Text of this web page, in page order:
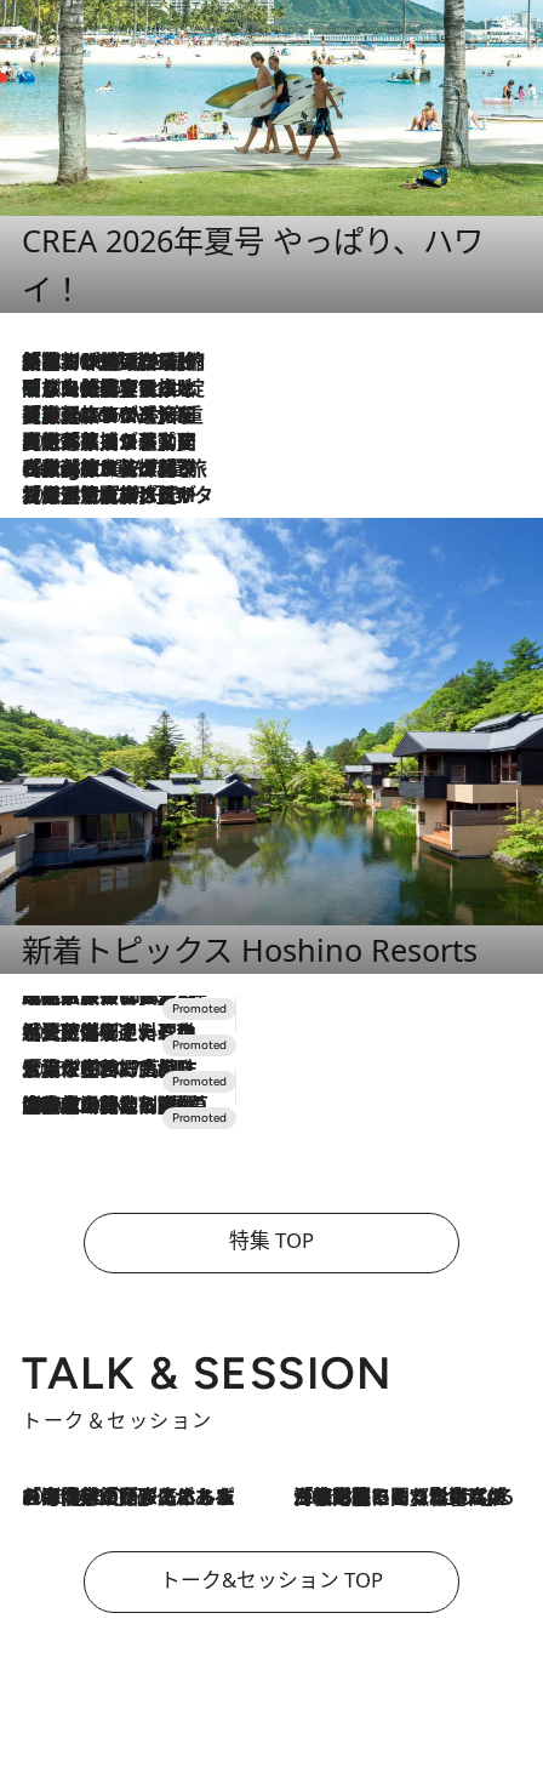
CREA 2026年夏号 やっぱり、ハワ
イ！
2026.8.6
「荷物が増えるほど旅ストレスは増す」美容ジャーナリストがたどり着いた最終結論。“化粧品を劇的に減らす”感動の凝縮美容とは
2026.8.6
「旅先には金髪ウィッグを持参」日本と同じメイクでは損してる!? 美容ジャーナリストが提案する“掟破りの旅美容”とは
2026.8.6
【厳選旅コスメ】「身軽さ＆UV対策重視！」ヘアアーティストshucoが選んだ夏旅ベストコスメを発表【Mサイズジップ】
2026.8.5
【厳選旅コスメ】国内をあちこち移動する河井菜摘が選んだ夏旅ベストコスメ発表！「リラックスアイテムはマスト」【Mサイズジップ】
2026.8.4
【厳選旅コスメ】「紫外線＆乾燥対策しながらメイク感も！」ヘア＆メイクGeorgeが選んだ夏旅ベストコスメを発表！【Mサイズジップ】
2026.8.3
【厳選旅コスメ】「保湿もタイパ重視！」“サウナ好き”タレント清水みさとが愛用する夏旅ベストコスメを発表！【Mサイズジップ】
新着トピックス Hoshino Resorts
2026.7.31
【ホテル帰省】という選択肢をOMOが提案。家族とほどよい距離を保つには「昼は実家、夜は気兼ねなくホテルで！」
2026.7.24
【夏限定ディナーコース】旬を迎える稚鮎や花ズッキーニなどをイタリア・トスカーナの郷土料理の手法で満喫！
2026.7.17
「土佐和ハーブかき氷」がOMO7高知に登場！生姜、山椒、大葉など目にも舌にも涼を呼ぶ郷土の味
2026.7.10
NEW OPEN！【界 草津】名湯の地に誕生。趣の異なる2種の温泉と上州ならではの会席・蕎麦割烹など美食を味わう究極の癒やし旅
特集 TOP
TALK & SESSION
トーク＆セッション
2026.8.3
「今後値上げがあるとすれば…」「リスクがあるのは今年の冬」エネルギー専門家が語る、ホルムズ海峡封鎖が家庭にもたらす“ある心配” 2026.8.3
「住宅建てられない…」「サーチャージ料の高値が続いている」ホルムズ海峡封鎖による影響はいつまで続く？《エネルギー専門家に聞く“どうなる日本の暮らし”》
トーク&セッション TOP